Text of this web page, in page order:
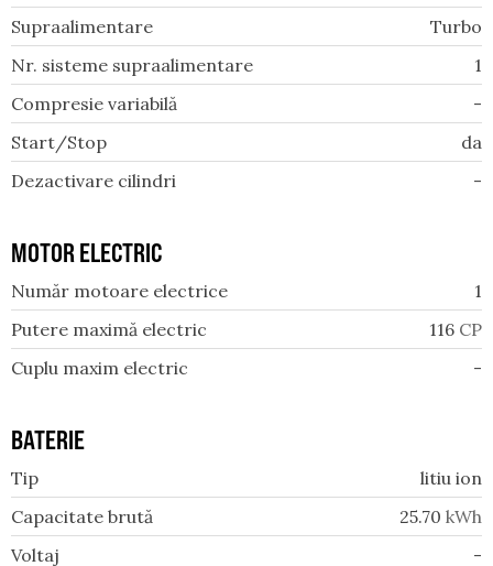
Supraalimentare
Turbo
Nr. sisteme supraalimentare
1
Compresie variabilă
-
Start/Stop
da
Dezactivare cilindri
-
MOTOR ELECTRIC
Număr motoare electrice
1
Putere maximă electric
116 CP
Cuplu maxim electric
-
BATERIE
Tip
litiu ion
Capacitate brută
25.70 kWh
Voltaj
-